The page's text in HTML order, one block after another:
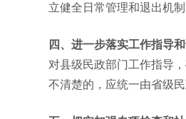
立健全日常管理和退出机
四、进一步落实工作指导
对县级民政部门工作指导
不清楚的，应统一由省级